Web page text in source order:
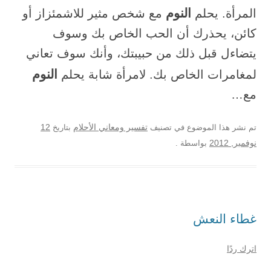
المرأة. يحلم
النوم مع شخص مثير للاشمئزاز أو
كائن، يحذرك أن الحب الخاص بك وسوف
يتضاءل قبل ذلك من حبيبتك، وأنك سوف تعاني
لمغامرات الخاص بك. لامرأة شابة يحلم
النوم
مع…
تم نشر هذا الموضوع في تصنيف تفسير ومعاني الأحلام بتاريخ 12
نوفمبر, 2012
بواسطة .
غطاء النعش
اترك ردًا